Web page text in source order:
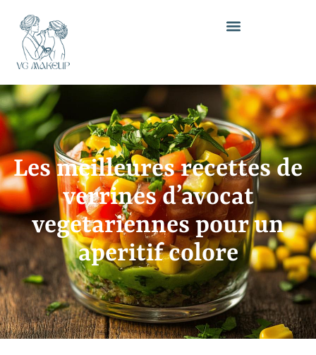
Les meilleures recettes de
verrines d’avocat
vegetariennes pour un
aperitif colore